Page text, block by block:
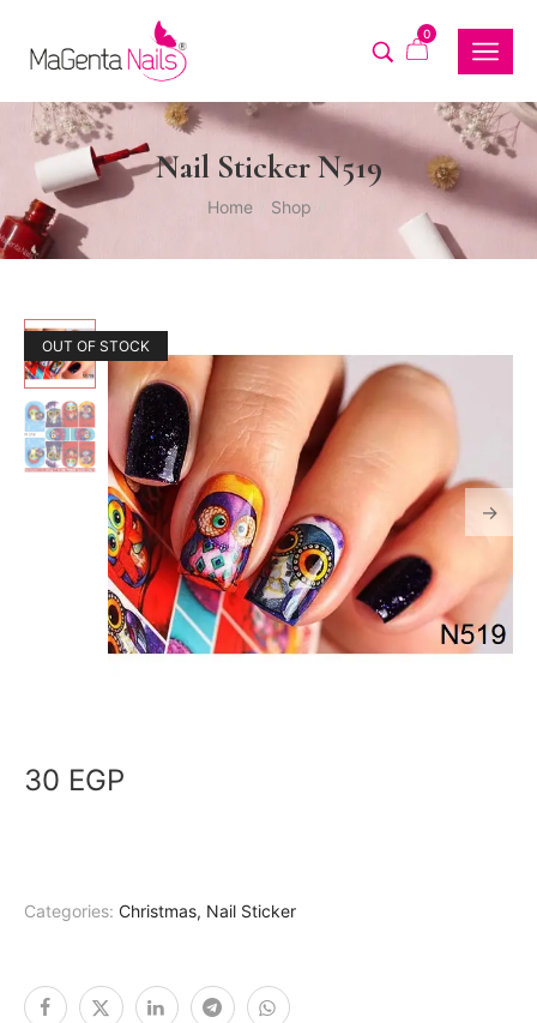
0
Nail Sticker N519
Home Shop
OUT OF STOCK
30 EGP
Categories: Christmas, Nail Sticker